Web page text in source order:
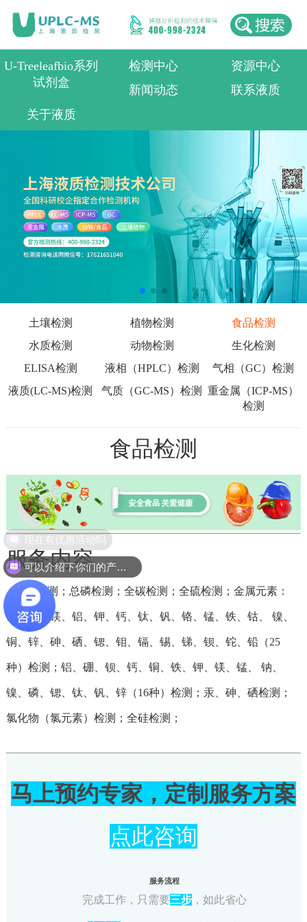
U-Treeleafbio系列
试剂盒
检测中心
资源中心
新闻动态
联系液质
关于液质
土壤检测 植物检测
食品检测
水质检测
动物检测
生化检测
ELISA检测
液相（HPLC）检测
气相（GC）检测
液质(LC-MS)检测
气质（GC-MS）检测
重金属（ICP-MS）
检测
食品检测
服务内容
氮检测；总磷检测；全碳检测；全硫检测；金属元素：
硼、钠、镁、铝、钾、钙、钛、钒、铬、锰、铁、钴、 镍、
铜、锌、砷、硒、锶、钼、镉、锡、锑、钡、铊、铅（25
种）检测；铝、硼、钡、钙、铜、铁、钾、镁、锰、 钠、
镍、磷、锶、钛、钒、锌（16种）检测；汞、砷、硒检测；
氯化物（氯元素）检测；全硅检测；
马上预约专家，定制服务方案
点此咨询
服务流程
完成工作，只需要三步，如此省心
现在有优惠活动吗